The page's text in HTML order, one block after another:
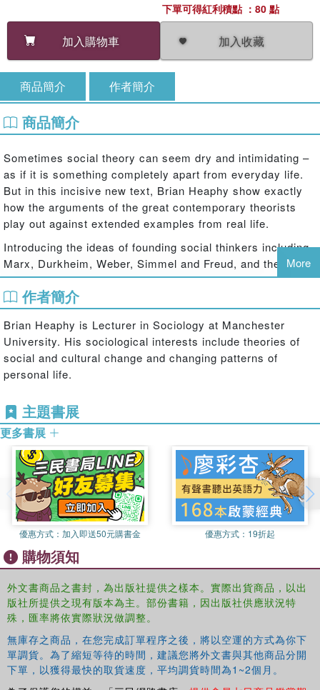
加入購物車 加入收藏
下單可得紅利積點 ：80 點
商品簡介 作者簡介
商品簡介
Sometimes social theory can seem dry and intimidating –
as if it is something completely apart from everyday life.
But in this incisive new text, Brian Heaphy show exactly
how the arguments of the great contemporary theorists
play out against extended examples from real life.
Introducing the ideas of founding social thinkers including
Marx, Durkheim, Weber, Simmel and Freud, and the work
of key contemporary theorists, among them Lacan,
Foucault, Lyotrad, Baudrillard, Bauman, Giddens and
Beck, the book begins by examining the merits of the 'late
modernity' thesis against those of the proponents of 'post-
modernity'. The authors show the wide swoop of influence
of 'post-modern' thought and how it has changed the way
even its opponents think. It also discusses feminist, queer
modern experience.
With examples from personal life (including self and
identity, relational and intimate life, death, dying and life-
politics) to bring theory to life, this clear and concise new
text on contemporary social theory and social change is
ideal for students of sociology, cultural studies and social
theory.
More
作者簡介
Brian Heaphy is Lecturer in Sociology at Manchester
University. His sociological interests include theories of
social and cultural change and changing patterns of
personal life.
主題書展
更多書展
優惠方式： 加入即送50元購書金 優惠方式： 19折起
購物須知
外文書商品之書封，為出版社提供之樣本。實際出貨商品，以出
版社所提供之現有版本為主。部份書籍，因出版社供應狀況特
殊，匯率將依實際狀況做調整。
無庫存之商品，在您完成訂單程序之後，將以空運的方式為你下
單調貨。為了縮短等待的時間，建議您將外文書與其他商品分開
下單，以獲得最快的取貨速度，平均調貨時間為1~2個月。